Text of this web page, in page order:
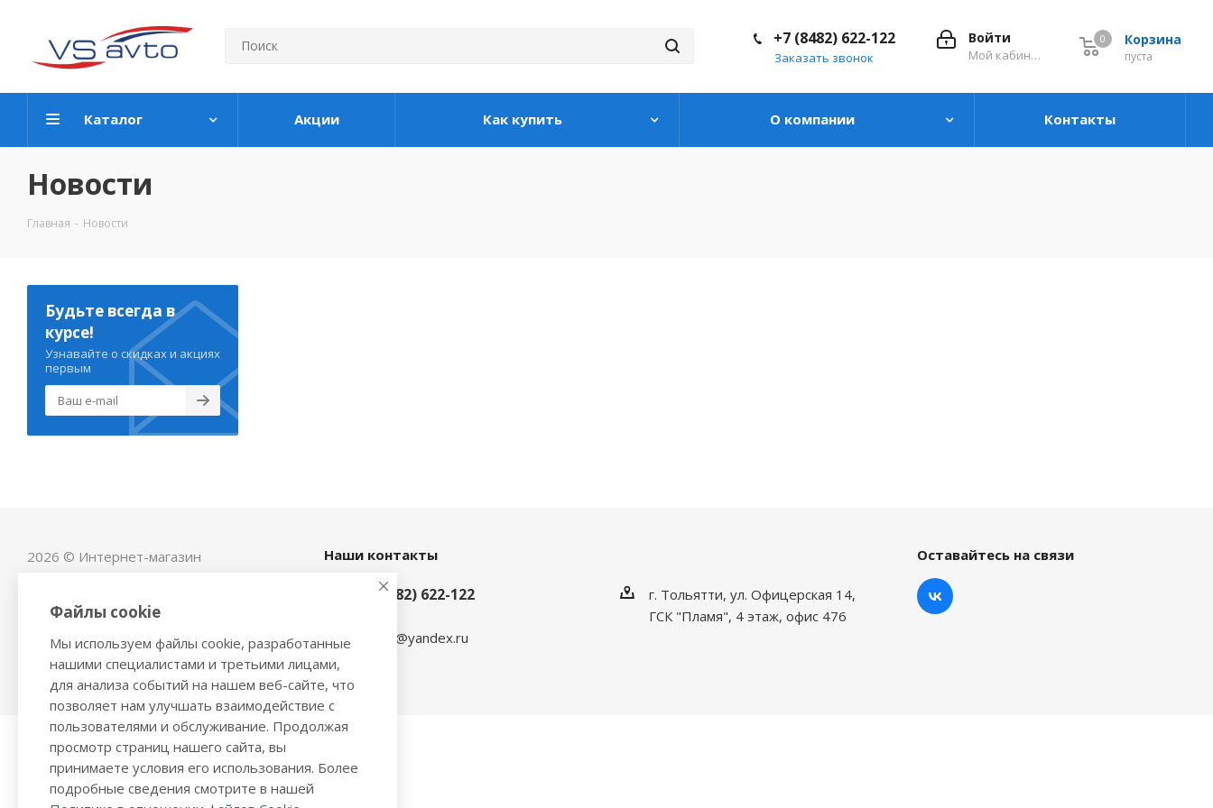
Корзина
0
пуста
0
Войти
Мой кабинет
+7 (8482) 622-122
Заказать звонок
Каталог Акции Как купить О компании Контакты
Новости
Главная - Новости
Будьте всегда в
курсе!
Узнавайте о скидках и акциях
первым
2026 © Интернет-магазин
Наши контакты
+7 (8482) 622-122
avtovs@yandex.ru
г. Тольятти, ул. Офицерская 14,
ГСК "Пламя", 4 этаж, офис 476
Оставайтесь на связи
Файлы cookie
Мы используем файлы cookie, разработанные
нашими специалистами и третьими лицами,
для анализа событий на нашем веб-сайте, что
позволяет нам улучшать взаимодействие с
пользователями и обслуживание. Продолжая
просмотр страниц нашего сайта, вы
принимаете условия его использования. Более
подробные сведения смотрите в нашей